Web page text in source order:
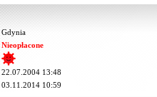
Gdynia
Nieopłacone
22.07.2004 13:48
03.11.2014 10:59